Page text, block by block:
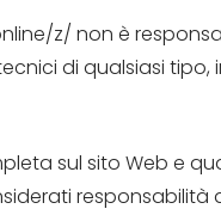
z/ non è
di qualsiasi tipo,
sul sito Web e